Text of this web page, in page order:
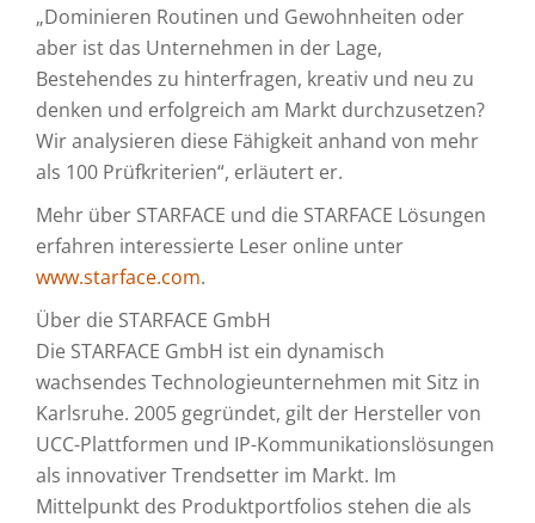
„Dominieren Routinen und Gewohnheiten oder
aber ist das Unternehmen in der Lage,
Bestehendes zu hinterfragen, kreativ und neu zu
denken und erfolgreich am Markt durchzusetzen?
Wir analysieren diese Fähigkeit anhand von mehr
als 100 Prüfkriterien“, erläutert er.
Mehr über STARFACE und die STARFACE Lösungen
erfahren interessierte Leser online unter
www.starface.com.
Über die STARFACE GmbH
Die STARFACE GmbH ist ein dynamisch
wachsendes Technologieunternehmen mit Sitz in
Karlsruhe. 2005 gegründet, gilt der Hersteller von
UCC-Plattformen und IP-Kommunikationslösungen
als innovativer Trendsetter im Markt. Im
Mittelpunkt des Produktportfolios stehen die als